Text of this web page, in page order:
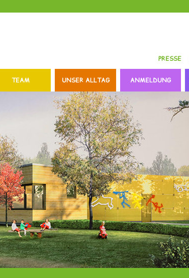
PRESSE
TEAM UNSER ALLTAG ANMELDUNG